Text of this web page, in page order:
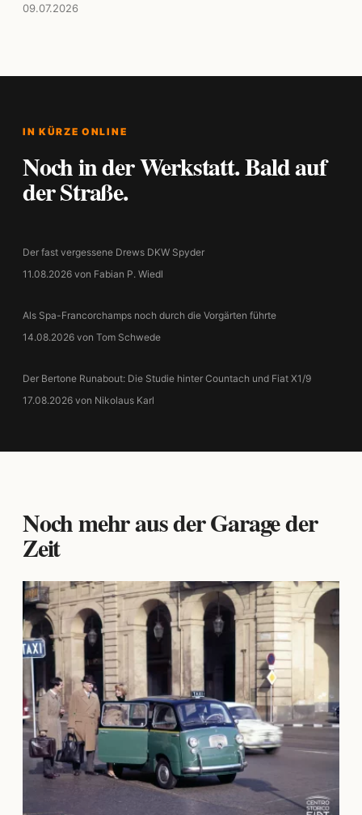
09.07.2026
IN KÜRZE ONLINE
Noch in der Werkstatt. Bald auf
der Straße.
Der fast vergessene Drews DKW Spyder
11.08.2026 von Fabian P. Wiedl
Als Spa-Francorchamps noch durch die Vorgärten führte
14.08.2026 von Tom Schwede
Der Bertone Runabout: Die Studie hinter Countach und Fiat X1/9
17.08.2026 von Nikolaus Karl
Noch mehr aus der Garage der
Zeit